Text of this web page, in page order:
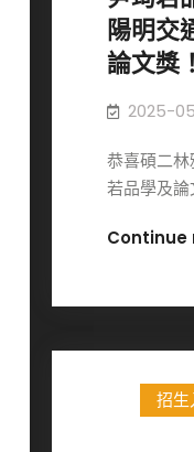
陽明交
論文獎！
2025-
恭喜碩二林
若品學及
Continue
招生